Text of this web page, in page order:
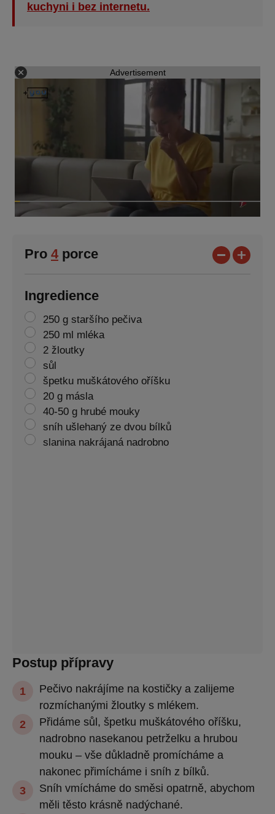
kuchyni i bez internetu.
Advertisement
Pro 4 porce
Ingredience
250 g staršího pečiva
250 ml mléka
2 žloutky
sůl
špetku muškátového oříšku
20 g másla
40-50 g hrubé mouky
sníh ušlehaný ze dvou bílků
slanina nakrájaná nadrobno
Postup přípravy
Pečivo nakrájíme na kostičky a zalijeme
rozmíchanými žloutky s mlékem.
Přidáme sůl, špetku muškátového oříšku,
nadrobno nasekanou petrželku a hrubou
mouku – vše důkladně promícháme a
nakonec přimícháme i sníh z bílků.
Sníh vmícháme do směsi opatrně, abychom
měli těsto krásně nadýchané.